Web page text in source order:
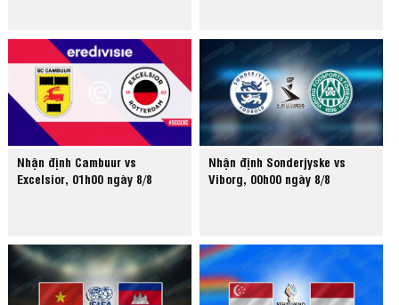
Nhận định Cambuur vs
Excelsior, 01h00 ngày 8/8
Nhận định Sonderjyske vs
Viborg, 00h00 ngày 8/8